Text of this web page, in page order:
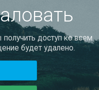
получить доступ ко всем
будет удалено.